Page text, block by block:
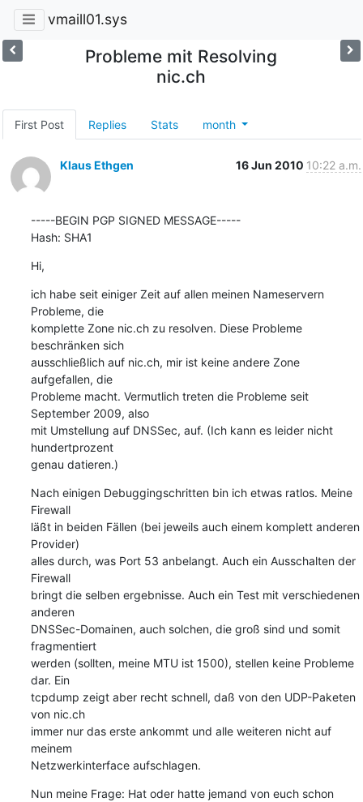
vmaill01.sys
Probleme mit Resolving
nic.ch
First Post Replies Stats month
Klaus Ethgen 16 Jun 2010 10:22 a.m.
-----BEGIN PGP SIGNED MESSAGE-----
Hash: SHA1
Hi,
ich habe seit einiger Zeit auf allen meinen Nameservern
Probleme, die
komplette Zone nic.ch zu resolven. Diese Probleme
beschränken sich
ausschließlich auf nic.ch, mir ist keine andere Zone
aufgefallen, die
Probleme macht. Vermutlich treten die Probleme seit
September 2009, also
mit Umstellung auf DNSSec, auf. (Ich kann es leider nicht
hundertprozent
genau datieren.)
Nach einigen Debuggingschritten bin ich etwas ratlos. Meine
Firewall
läßt in beiden Fällen (bei jeweils auch einem komplett anderen
Provider)
alles durch, was Port 53 anbelangt. Auch ein Ausschalten der
Firewall
bringt die selben ergebnisse. Auch ein Test mit verschiedenen
anderen
DNSSec-Domainen, auch solchen, die groß sind und somit
fragmentiert
werden (sollten, meine MTU ist 1500), stellen keine Probleme
dar. Ein
tcpdump zeigt aber recht schnell, daß von den UDP-Paketen
von nic.ch
immer nur das erste ankommt und alle weiteren nicht auf
meinem
Netzwerkinterface aufschlagen.
Nun meine Frage: Hat oder hatte jemand von euch schon